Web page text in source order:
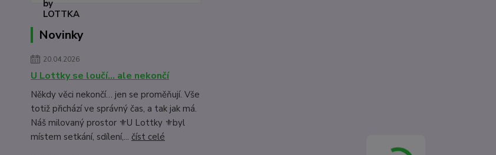
Novinky
20.04.2026
U Lottky se loučí… ale nekončí
Někdy věci nekončí… jen se proměňují. Vše
totiž přichází ve správný čas, a tak jak má.
Náš milovaný prostor ⚜️U Lottky ⚜️byl
místem setkání, sdílení,... číst celé